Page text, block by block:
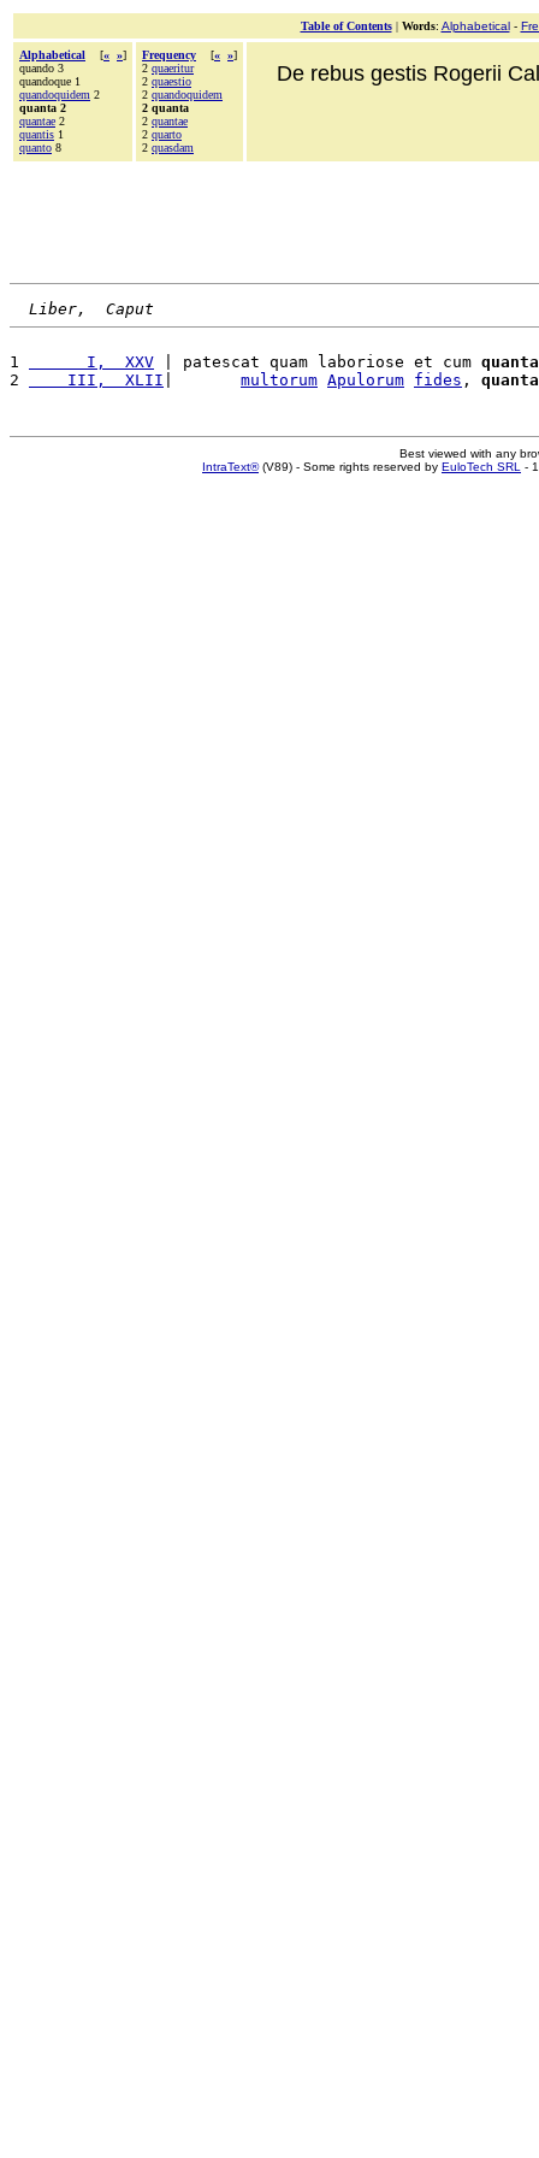
Table of Contents| Words: Alphabetical-
Alphabetical [« »]
quando 3
quandoque 1
quandoquidem 2
quanta 2
quantae 2
quantis 1
quanto 8
Frequency [« »]
2 quaeritur
2 quaestio
2 quandoquidem
2 quanta
2 quantae
2 quarto
2 quasdam
De rebus gestis Rogerii
Liber,  Caput
1
      I,  XXV
| patescat quam laboriose et cum quanta
2
    III,  XLII
multorum Apulorum fides , quanta
Best viewed with any
IntraText®(V89) - Some rights reserved by EuloTech SRL -